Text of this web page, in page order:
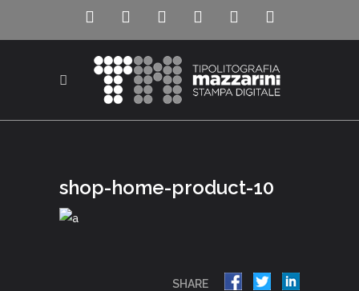
shop-home-product-10
SHARE